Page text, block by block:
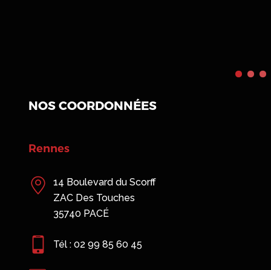
NOS COORDONNÉES
13 B rue Claude Bernard
35400 SAINT-MALO
Tél : 02 23 18 56 89